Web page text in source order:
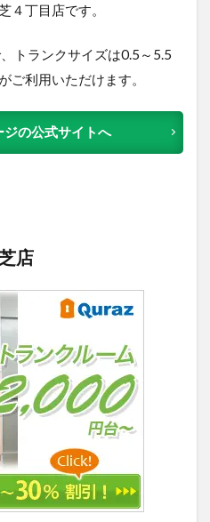
４丁目店です。
トランクサイズは0.5～5.5
ご利用いただけます。
の公式サイトへ
店